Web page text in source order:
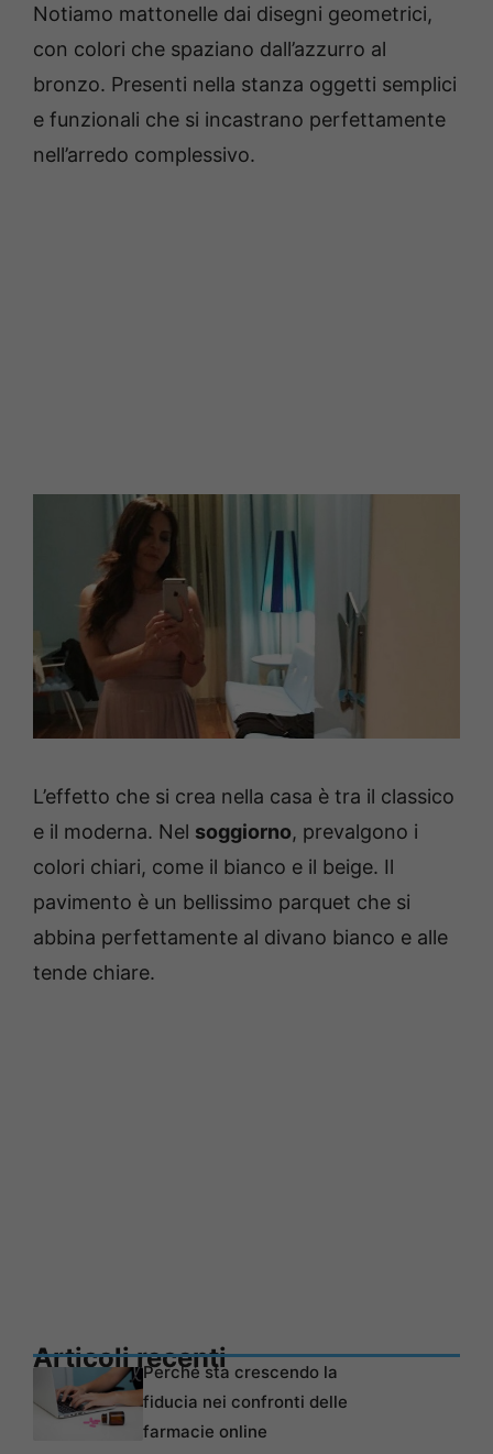
Notiamo mattonelle dai disegni geometrici,
con colori che spaziano dall’azzurro al
bronzo. Presenti nella stanza oggetti semplici
e funzionali che si incastrano perfettamente
nell’arredo complessivo.
L’effetto che si crea nella casa è tra il classico
e il moderna. Nel soggiorno, prevalgono i
colori chiari, come il bianco e il beige. Il
pavimento è un bellissimo parquet che si
abbina perfettamente al divano bianco e alle
tende chiare.
Articoli recentiPerché sta crescendo la
fiducia nei confronti delle
farmacie online